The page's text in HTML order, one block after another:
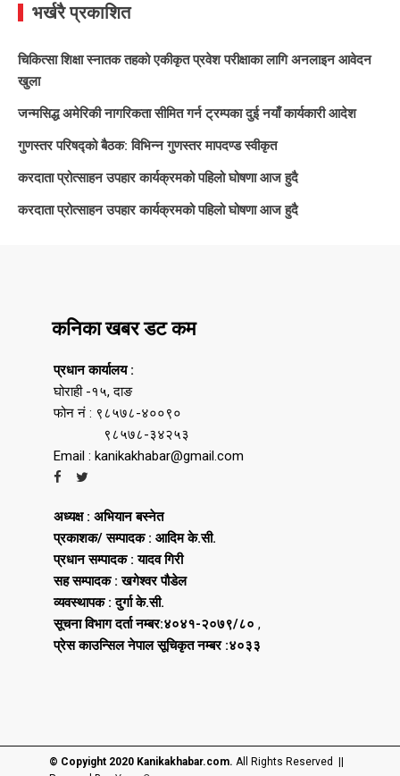
भर्खरै प्रकाशित
चिकित्सा शिक्षा स्नातक तहको एकीकृत प्रवेश परीक्षाका लागि अनलाइन आवेदन
खुला
जन्मसिद्ध अमेरिकी नागरिकता सीमित गर्न ट्रम्पका दुई नयाँ कार्यकारी आदेश
गुणस्तर परिषद्को बैठक: विभिन्न गुणस्तर मापदण्ड स्वीकृत
करदाता प्रोत्साहन उपहार कार्यक्रमको पहिलो घोषणा आज हुदै
करदाता प्रोत्साहन उपहार कार्यक्रमको पहिलो घोषणा आज हुदै
कनिका खबर डट कम
प्रधान कार्यालय :
घोराही -१५, दाङ
फोन नं : ९८५७८-४००९०
९८५७८-३४२५३
Email : kanikakhabar@gmail.com
अध्यक्ष : अभियान बस्नेत
प्रकाशक/ सम्पादक : आदिम के.सी.
प्रधान सम्पादक : यादव गिरी
सह सम्पादक : खगेश्वर पौडेल
व्यवस्थापक : दुर्गा के.सी.
सूचना विभाग दर्ता नम्बर:४०४१-२०७९/८० ,
प्रेस काउन्सिल नेपाल सूचिकृत नम्बर :४०३३
© Copyight 2020 Kanikakhabar.com. All Rights Reserved ||